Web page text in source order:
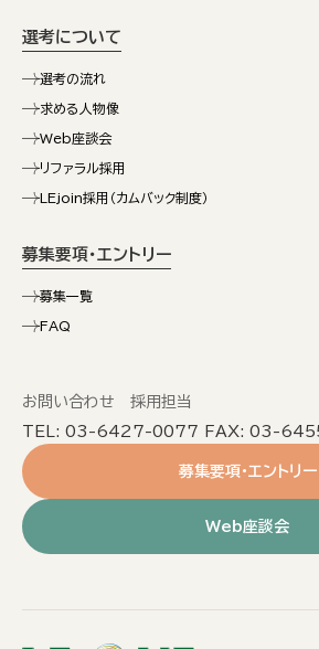
選考について
選考の流れ
求める人物像
Web座談会
リファラル採用
LEjoin採用（カムバック制度）
募集要項・エントリー
募集一覧
FAQ
お問い合わせ 採用担当
TEL: 03-6427-0077 FAX: 03-
募集要項・エントリー
Web座談会